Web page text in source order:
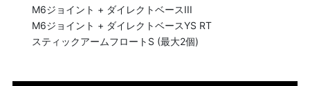
M6ジョイント + ダイレクトベースIII
M6ジョイント + ダイレクトベースYS RT
スティックアームフロートS (最大2個)